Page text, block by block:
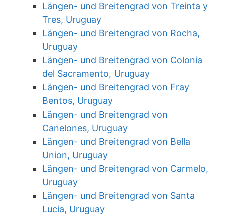
Längen- und Breitengrad von Treinta y
Tres, Uruguay
Längen- und Breitengrad von Rocha,
Uruguay
Längen- und Breitengrad von Colonia
del Sacramento, Uruguay
Längen- und Breitengrad von Fray
Bentos, Uruguay
Längen- und Breitengrad von
Canelones, Uruguay
Längen- und Breitengrad von Bella
Union, Uruguay
Längen- und Breitengrad von Carmelo,
Uruguay
Längen- und Breitengrad von Santa
Lucia, Uruguay